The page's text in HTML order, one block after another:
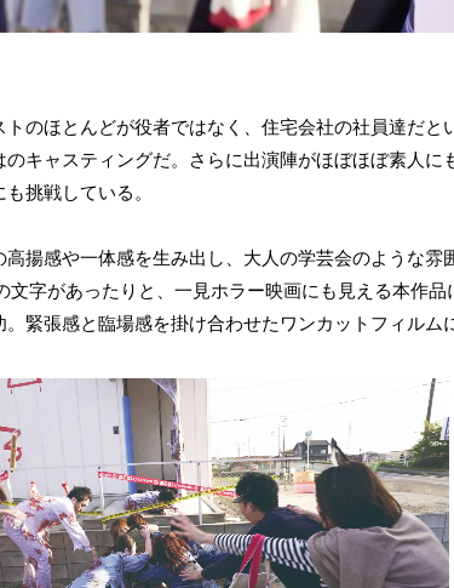
のほとんどが役者ではなく、住宅会社の社員達だと
キャスティングだ。さらに出演陣がほぼほぼ素人に
挑戦している。
高揚感や一体感を生み出し、大人の学芸会のような雰
文字があったりと、一見ホラー映画にも見える本作
緊張感と臨場感を掛け合わせたワンカットフィルム